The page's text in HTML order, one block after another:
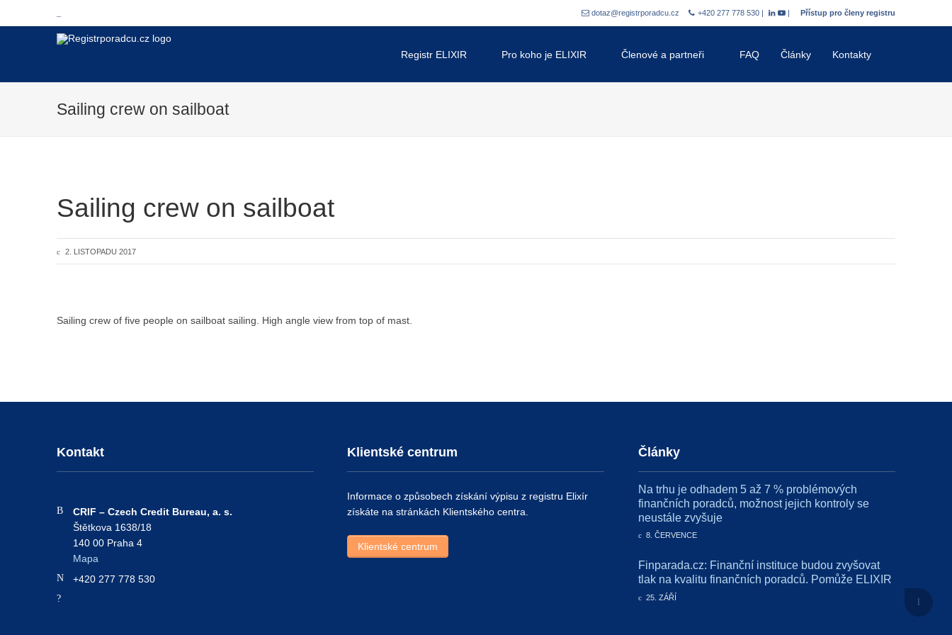
dotaz@registrporadcu.cz +420 277 778 530 | | Přístup pro členy registru
Registrporadcu.cz Skip to content
Registr ELIXIR Pro koho je ELIXIR Členové a partneři FAQ Články Kontakty
Sailing crew on sailboat
Sailing crew on sailboat
2. LISTOPADU 2017
Sailing crew of five people on sailboat sailing. High angle view from top of mast.
Kontakt
CRIF – Czech Credit Bureau, a. s.
Štětkova 1638/18
140 00 Praha 4
Mapa
+420 277 778 530
Klientské centrum
Informace o způsobech získání výpisu z registru Elixír
získáte na stránkách Klientského centra.
Klientské centrum
Články
Na trhu je odhadem 5 až 7 % problémových
finančních poradců, možnost jejich kontroly se
neustále zvyšuje
8. ČERVENCE
Finparada.cz: Finanční instituce budou zvyšovat
tlak na kvalitu finančních poradců. Pomůže ELIXIR
25. ZÁŘÍ